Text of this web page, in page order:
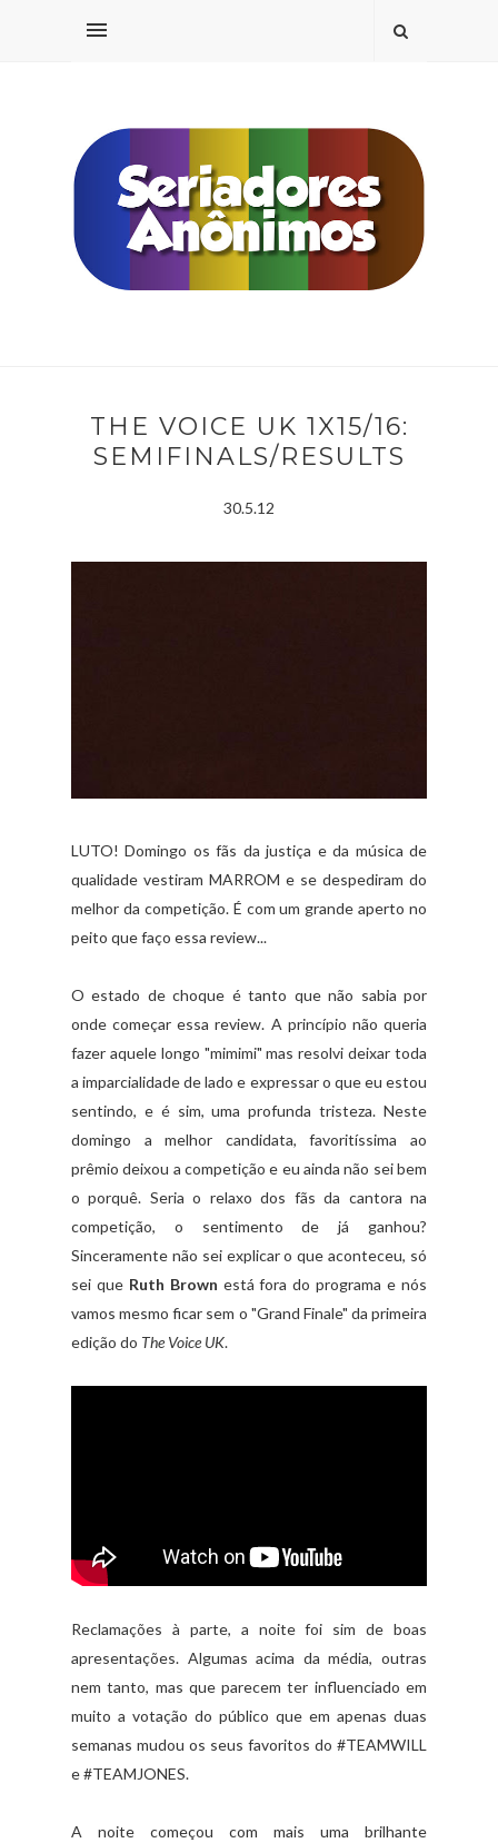
THE VOICE UK 1X15/16:
SEMIFINALS/RESULTS
30.5.12
LUTO! Domingo os fãs da justiça e da música de
qualidade vestiram MARROM e se despediram do
melhor da competição. É com um grande aperto no
peito que faço essa review...
O estado de choque é tanto que não sabia por
onde começar essa review. A princípio não queria
fazer aquele longo "mimimi" mas resolvi deixar toda
a imparcialidade de lado e expressar o que eu estou
sentindo, e é sim, uma profunda tristeza. Neste
domingo a melhor candidata, favoritíssima ao
prêmio deixou a competição e eu ainda não sei bem
o porquê. Seria o relaxo dos fãs da cantora na
competição, o sentimento de já ganhou?
Sinceramente não sei explicar o que aconteceu, só
sei que Ruth Brown está fora do programa e nós
vamos mesmo ficar sem o "Grand Finale" da primeira
edição do The Voice UK.
Reclamações à parte, a noite foi sim de boas
apresentações. Algumas acima da média, outras
nem tanto, mas que parecem ter influenciado em
muito a votação do público que em apenas duas
semanas mudou os seus favoritos do #TEAMWILL
e #TEAMJONES.
A noite começou com mais uma brilhante